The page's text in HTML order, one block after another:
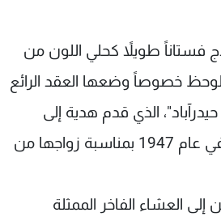
فستاناً طويلاً كحلي اللون من
خصوصاً وضعها العقد الرائع
الذي قدم هدية إلى
الملكة اليزابيث الثانية في عام 1947 بمناسبة زواجها من
العشاء الفاخر الممثلة